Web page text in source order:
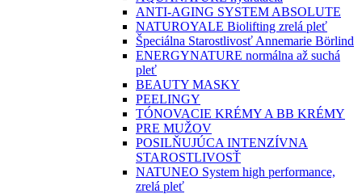
ANTI-AGING SYSTEM ABSOLUTE
NATUROYALE Biolifting zrelá pleť
Špeciálna Starostlivosť Annemarie Börlind
ENERGYNATURE normálna až suchá
pleť
BEAUTY MASKY
PEELINGY
TÓNOVACIE KRÉMY A BB KRÉMY
PRE MUŽOV
POSILŇUJÚCA INTENZÍVNA
STAROSTLIVOSŤ
NATUNEO System high performance,
zrelá pleť